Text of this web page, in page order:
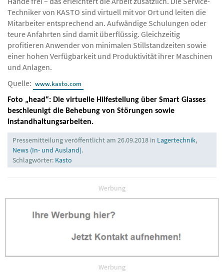
Techniker von KASTO sind virtuell mit vor Ort und leiten die
Mitarbeiter entsprechend an. Aufwändige Schulungen oder
teure Anfahrten sind damit überflüssig. Gleichzeitig
profitieren Anwender von minimalen Stillstandzeiten sowie
einer hohen Verfügbarkeit und Produktivität ihrer Maschinen
und Anlagen.
Quelle: www.kasto.com
Foto „head“: Die virtuelle Hilfestellung über Smart Glasses
beschleunigt die Behebung von Störungen sowie
Instandhaltungsarbeiten.
Pressemitteilung veröffentlicht am 26.09.2018 in Lagertechnik,
News (In- und Ausland).
Schlagwörter: Kasto
Werbung
Werbung